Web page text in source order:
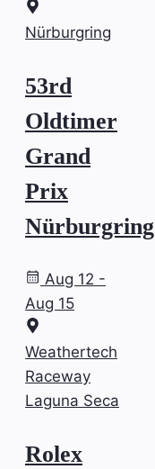
Nürburgring
53rd
Oldtimer
Grand
Prix
Nürburgring
Aug 12 -
Aug 15
Weathertech
Raceway
Laguna Seca
Rolex